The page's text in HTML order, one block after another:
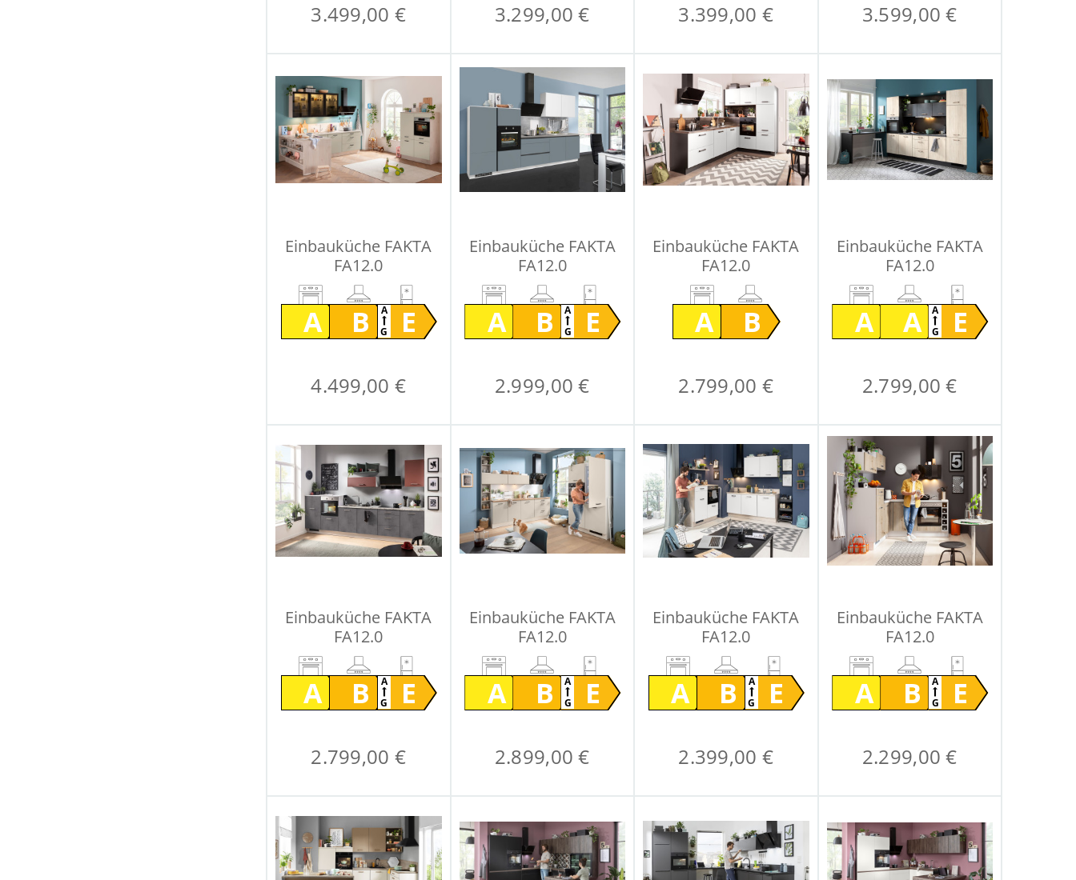
3.499,00 € 3.299,00 € 3.399,00 € 3.599,00 €
Einbauküche FAKTA
FA12.0
A B E
A
G
4.499,00 €
Einbauküche FAKTA
FA12.0
A B E
A
G
2.999,00 €
Einbauküche FAKTA
FA12.0
A B
2.799,00 €
Einbauküche FAKTA
FA12.0
A A E
A
G
2.799,00 €
Einbauküche FAKTA
FA12.0
A B E
A
G
2.799,00 €
Einbauküche FAKTA
FA12.0
A B E
A
G
2.899,00 €
Einbauküche FAKTA
FA12.0
A B E
A
G
2.399,00 €
Einbauküche FAKTA
FA12.0
A B E
A
G
2.299,00 €